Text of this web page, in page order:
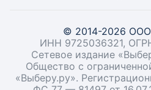
© 2014-2026 ООО
ИНН 9725036321,
Сетевое издание
Общество с
«Выберу.ру».